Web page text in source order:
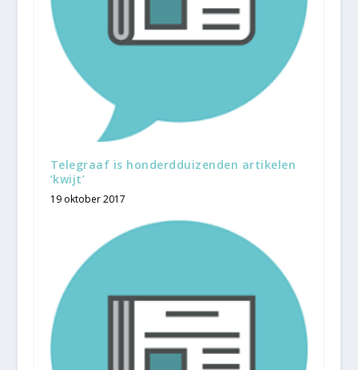
Telegraaf is honderdduizenden artikelen
‘kwijt’
19 oktober 2017